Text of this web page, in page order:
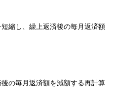
縮し、繰上返済後の毎月返済額
の毎月返済額を減額する再計算